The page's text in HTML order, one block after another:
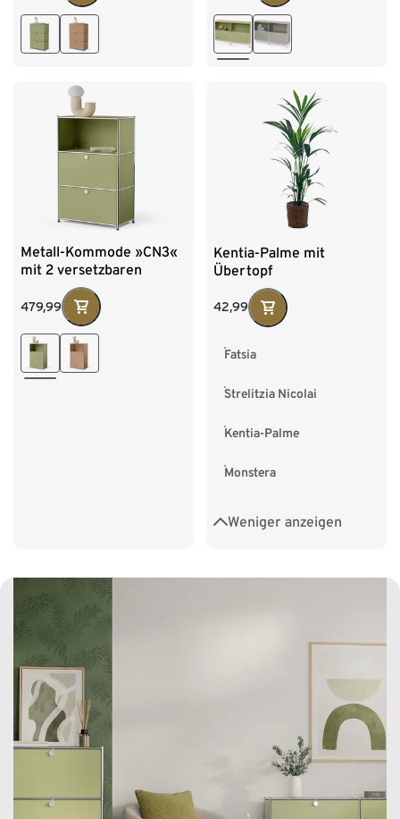
Metall-Kommode »CN3«
mit 2 versetzbaren
Klappenfächern, pistazie
479,99
Kentia-Palme mit
Übertopf
42,99
Weniger anzeigen
Fatsia
Strelitzia Nicolai
Kentia-Palme
Monstera